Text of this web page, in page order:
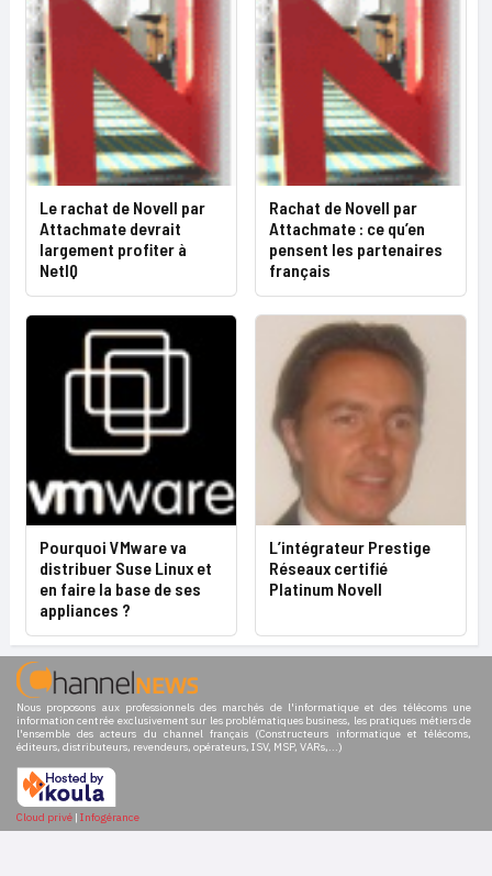
Le rachat de Novell par
Attachmate devrait
largement profiter à
NetIQ
Rachat de Novell par
Attachmate : ce qu’en
pensent les partenaires
français
Pourquoi VMware va
distribuer Suse Linux et
en faire la base de ses
appliances ?
L’intégrateur Prestige
Réseaux certifié
Platinum Novell
Nous proposons aux professionnels des marchés de l'informatique et des télécoms une
information centrée exclusivement sur les problématiques business, les pratiques métiers de
l'ensemble des acteurs du channel français (Constructeurs informatique et télécoms,
éditeurs, distributeurs, revendeurs, opérateurs, ISV, MSP, VARs,...)
Cloud privé | Infogérance